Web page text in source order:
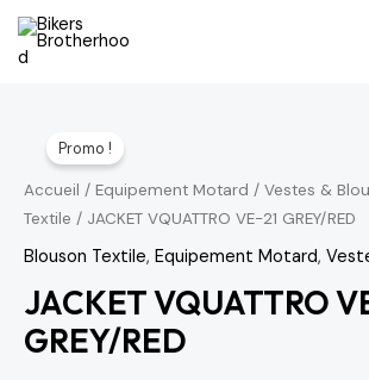
Aller
Promo !
Accueil / Equipement Motard / Vestes &
Textile / JACKET VQUATTRO VE-21 GREY/RED
Blouson Textile, Equipement Motard,
JACKET VQUATTRO
GREY/RED
prix
initial
était :
1,650 د.م..
prix
actuel
1,403 د.م..
JACKET
VQUATTRO
VE-
21
GREY/RED